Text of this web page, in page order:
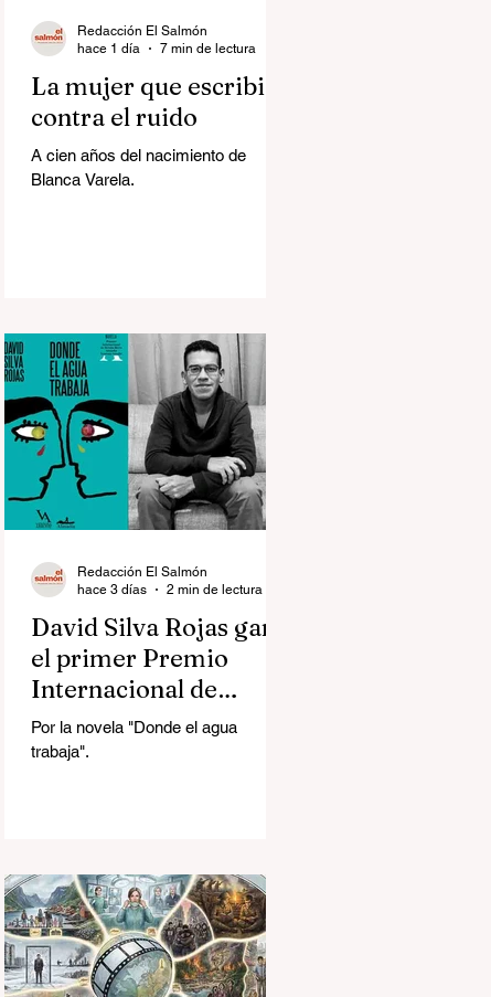
La mujer que escribió
contra el ruido
A cien años del nacimiento de
Blanca Varela.
Redacción El Salmón
hace 1 día
7 min de lectura
David Silva Rojas ganó
el primer Premio
Internacional de
Novela Breve Almadía
Ventosa-Arrufat
Por la novela "Donde el agua
trabaja".
Redacción El Salmón
hace 3 días
2 min de lectura